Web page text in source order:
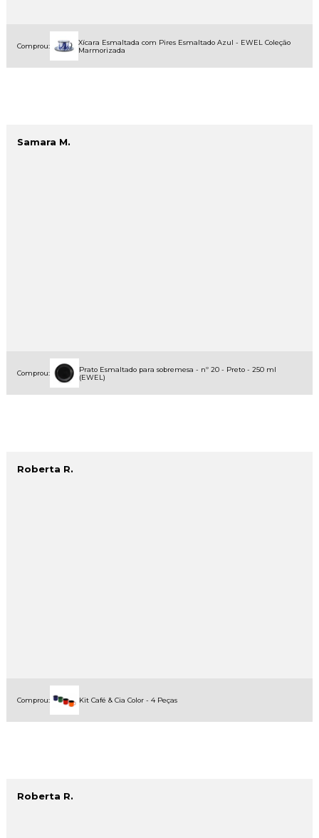
Comprou:
Xícara Esmaltada com Pires Esmaltado Azul - EWEL Coleção
Marmorizada
Samara M.
Comprou:
Prato Esmaltado para sobremesa - nº 20 - Preto - 250 ml
(EWEL)
Roberta R.
Comprou: Kit Café & Cia Color - 4 Peças
Roberta R.